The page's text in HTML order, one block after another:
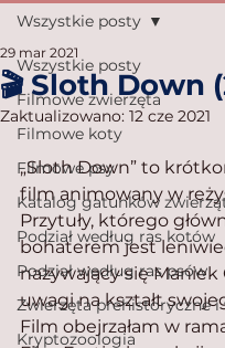
Wszystkie posty
Filmowe zwierzęta
Filmowe koty
Filmowe psy
Katalog gatunków
Podział według ras kotów
Podział według ras psów
Zwierzęta prehistoryczne i
Kryptozoologia
Wszystkie posty
🎬 Sloth Down
29 mar 2021
Zaktualizowano: 12 cze 2021
„Sloth Down” to
film animowany w
Przytuły, którego
bohaterem jest
nazywający się Maniek
uwagi na kształt
Film obejrzałam w